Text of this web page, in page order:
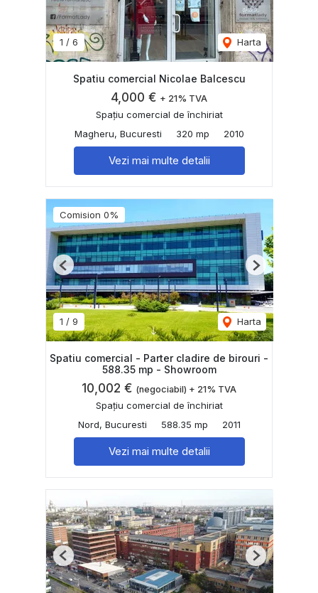
1 / 6 Harta
Spatiu comercial Nicolae Balcescu
4,000 € + 21% TVA
Spațiu comercial de închiriat
Magheru, Bucuresti
320 mp 2010
Vezi mai multe detalii
Comision 0%
1 / 9 Harta
Previous Next
Spatiu comercial - Parter cladire de birouri -
588.35 mp - Showroom
10,002 € (negociabil) + 21% TVA
Spațiu comercial de închiriat
Nord, Bucuresti
588.35 mp 2011
Vezi mai multe detalii
Previous Next